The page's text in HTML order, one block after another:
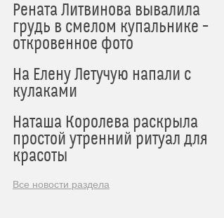
Рената Литвинова вывалила
грудь в смелом купальнике –
откровенное фото
На Елену Летучую напали с
кулаками
Наташа Королева раскрыла
простой утренний ритуал для
красоты
Все новости раздела